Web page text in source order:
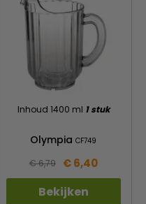
Inhoud 1400 ml 1 stuk
OlympiaCF749
€ 6,79 € 6,40
Bekijken